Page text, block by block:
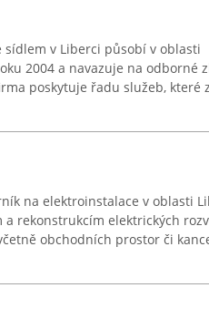
sídlem v Liberci působí v oblasti
2004 a navazuje na odborné
poskytuje řadu služeb, které
na elektroinstalace v oblasti
a rekonstrukcím elektrických
obchodních prostor či